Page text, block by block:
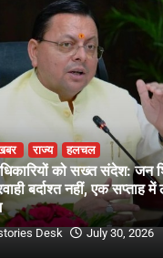
राज्य हलचल
को सख्त संदेश: जन
बर्दाश्त नहीं, एक सप्ताह
Desk July 30, 2026